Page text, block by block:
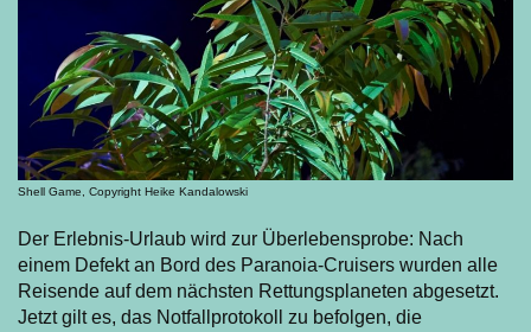
Shell Game, Copyright Heike Kandalowski
Der Erlebnis-Urlaub wird zur Überlebensprobe: Nach
einem Defekt an Bord des Paranoia-Cruisers wurden alle
Reisende auf dem nächsten Rettungsplaneten abgesetzt.
Jetzt gilt es, das Notfallprotokoll zu befolgen, die